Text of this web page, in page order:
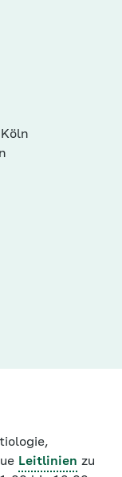
Leitlinien zu